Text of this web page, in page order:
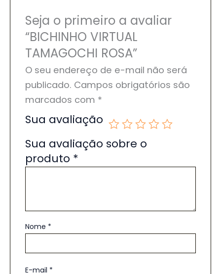
Seja o primeiro a avaliar
“BICHINHO VIRTUAL
TAMAGOCHI ROSA”
O seu endereço de e-mail não será
publicado. Campos obrigatórios são
marcados com *
Sua avaliação
Sua avaliação sobre o
produto *
Nome *
E-mail *